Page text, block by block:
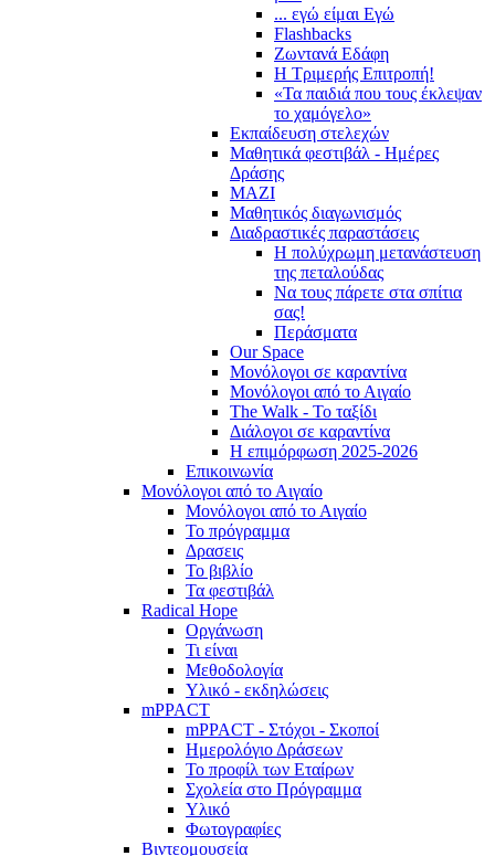
... εγώ είμαι Εγώ
Flashbacks
Ζωντανά Εδάφη
Η Τριμερής Επιτροπή!
«Τα παιδιά που τους έκλεψαν
το χαμόγελο»
Εκπαίδευση στελεχών
Μαθητικά φεστιβάλ - Ημέρες
Δράσης
ΜΑΖΙ
Μαθητικός διαγωνισμός
Διαδραστικές παραστάσεις
Η πολύχρωμη μετανάστευση
της πεταλούδας
Να τους πάρετε στα σπίτια
σας!
Περάσματα
Our Space
Μονόλογοι σε καραντίνα
Μονόλογοι από το Αιγαίο
The Walk - Το ταξίδι
Διάλογοι σε καραντίνα
Η επιμόρφωση 2025-2026
Επικοινωνία
Μονόλογοι από το Αιγαίο
Μονόλογοι από το Αιγαίο
Το πρόγραμμα
Δρασεις
Το βιβλίο
Τα φεστιβάλ
Radical Hope
Οργάνωση
Τι είναι
Μεθοδολογία
Υλικό - εκδηλώσεις
mPPACT
mPPACT - Στόχοι - Σκοποί
Ημερολόγιο Δράσεων
Το προφίλ των Εταίρων
Σχολεία στο Πρόγραμμα
Υλικό
Φωτογραφίες
Βιντεομουσεία